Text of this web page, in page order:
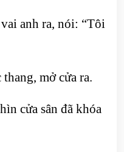
anh ra, nói: “Tôi
mở cửa ra.
cửa sân đã khóa